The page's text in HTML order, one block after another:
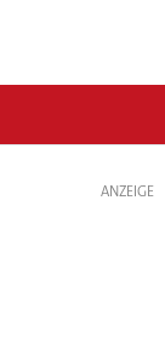
ANZEIGE